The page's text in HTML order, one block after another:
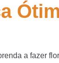
a fazer